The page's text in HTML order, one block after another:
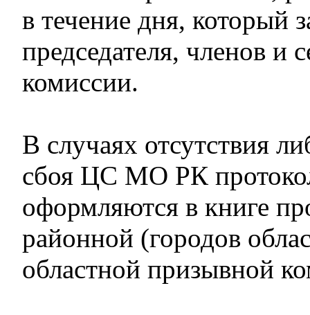
в течение дня, который
председателя, членов и
комиссии.
В случаях отсутствия
сбоя ЦС МО РК
оформляются в книге
районной (городов
областной призывной